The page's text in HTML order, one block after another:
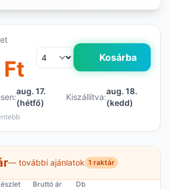
Kosárba
aug. 17.
(hétfő)
Kiszállítva:
aug. 18.
(kedd)
— további ajánlatok 1 raktár
Bruttó ár Db